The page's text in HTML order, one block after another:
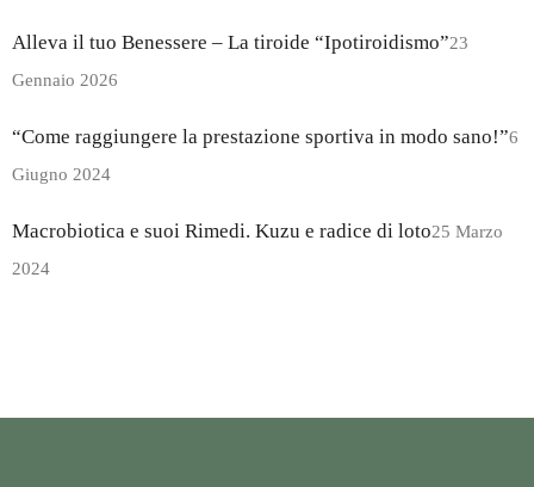
Alleva il tuo Benessere – La tiroide “Ipotiroidismo”23
Gennaio 2026
“Come raggiungere la prestazione sportiva in modo sano!”6
Giugno 2024
Macrobiotica e suoi Rimedi. Kuzu e radice di loto25 Marzo
2024